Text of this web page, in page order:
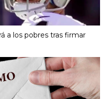
a los pobres tras firmar